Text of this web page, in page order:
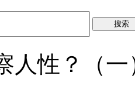
搜索
人性？（一